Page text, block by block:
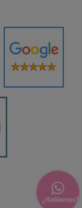
¿Hablamos?